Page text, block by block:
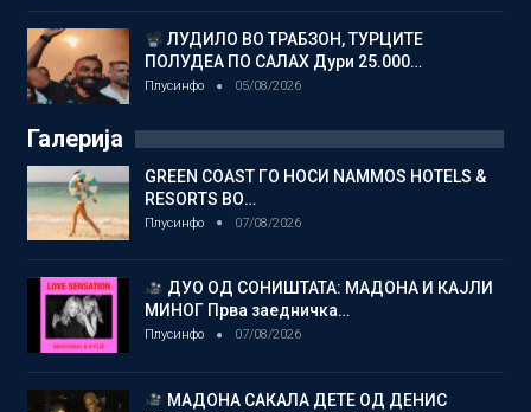
ЛУДИЛО ВО ТРАБЗОН, ТУРЦИТЕ
ПОЛУДЕА ПО САЛАХ Дури 25.000…
Плусинфо 05/08/2026
Галерија
GREEN COAST ГО НОСИ NAMMOS HOTELS &
RESORTS ВО…
Плусинфо 07/08/2026
ДУО ОД СОНИШТАТА: МАДОНА И КАЈЛИ
МИНОГ Прва заедничка…
Плусинфо 07/08/2026
МАДОНА САКАЛА ДЕТЕ ОД ДЕНИС